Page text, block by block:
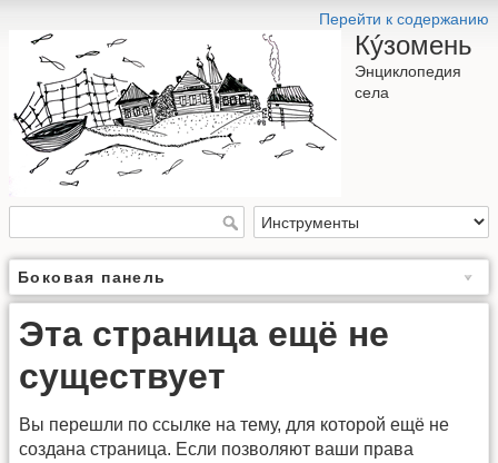
Перейти к содержанию
Кýзомень
Энциклопедия
села
Боковая панель
Эта страница ещё не
существует
Вы перешли по ссылке на тему, для которой ещё не
создана страница. Если позволяют ваши права